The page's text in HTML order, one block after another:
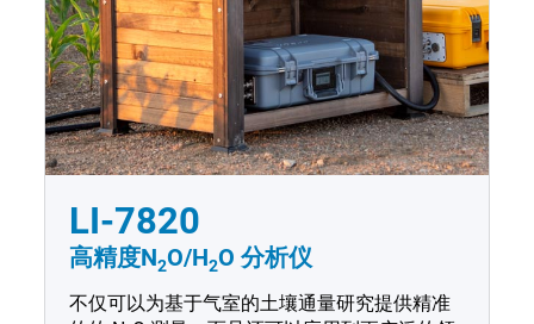
LI-7820
高精度N2O/H2O分析仪
不仅可以为基于气室的土壤通量研究提供精准